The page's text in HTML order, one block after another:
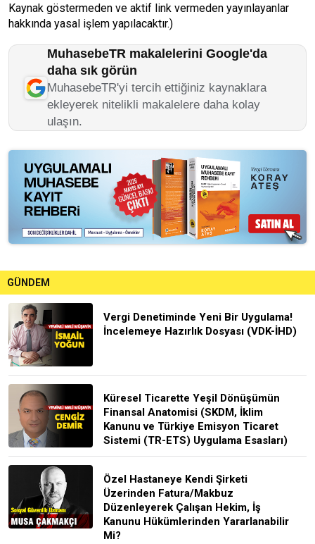
Kaynak göstermeden ve aktif link vermeden yayınlayanlar
hakkında yasal işlem yapılacaktır.)
MuhasebeTR makalelerini Google'da
daha sık görün
MuhasebeTR'yi tercih ettiğiniz kaynaklara
ekleyerek nitelikli makalelere daha kolay
ulaşın.
GÜNDEM
Vergi Denetiminde Yeni Bir Uygulama!
İncelemeye Hazırlık Dosyası (VDK-İHD)
Küresel Ticarette Yeşil Dönüşümün
Finansal Anatomisi (SKDM, İklim
Kanunu ve Türkiye Emisyon Ticaret
Sistemi (TR-ETS) Uygulama Esasları)
Özel Hastaneye Kendi Şirketi
Üzerinden Fatura/Makbuz
Düzenleyerek Çalışan Hekim, İş
Kanunu Hükümlerinden Yararlanabilir
Mi?